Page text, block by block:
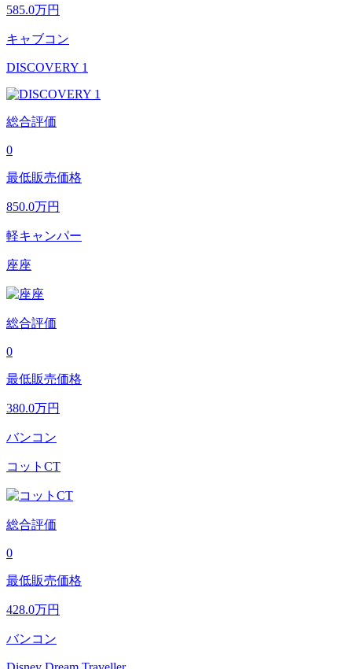
585.0万円
キャブコン
DISCOVERY 1
総合評価
0
最低販売価格
850.0万円
軽キャンパー
座座
総合評価
0
最低販売価格
380.0万円
バンコン
コットCT
総合評価
0
最低販売価格
428.0万円
バンコン